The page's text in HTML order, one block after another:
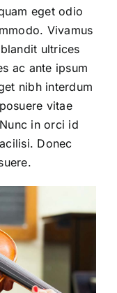
eget odio
Vivamus
ultrices
ac ante ipsum
nibh interdum
vitae
in orci id
Donec